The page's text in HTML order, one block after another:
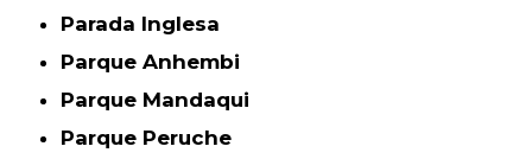
Parada Inglesa
Parque Anhembi
Parque Mandaqui
Parque Peruche